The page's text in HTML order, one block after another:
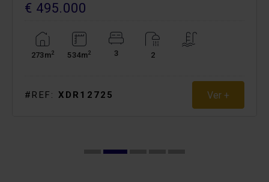
€ 495.000
273m2 534m2 3 2
#REF: XDR12725 Ver +